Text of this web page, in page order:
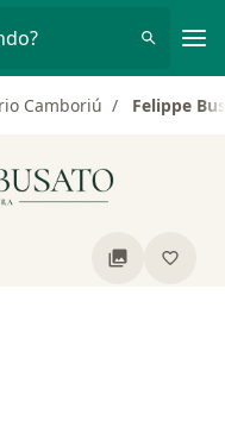
Camboriú Felippe